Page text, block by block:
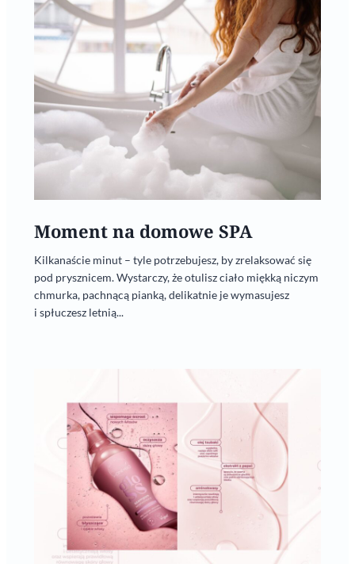
Moment na domowe SPA
Kilkanaście minut – tyle potrzebujesz, by zrelaksować się
pod prysznicem. Wystarczy, że otulisz ciało miękką niczym
chmurka, pachnącą pianką, delikatnie je wymasujesz
i spłuczesz letnią...